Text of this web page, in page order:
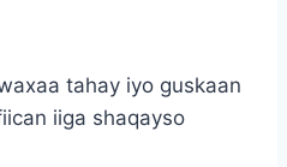
tahay iyo guskaan
iiga shaqayso